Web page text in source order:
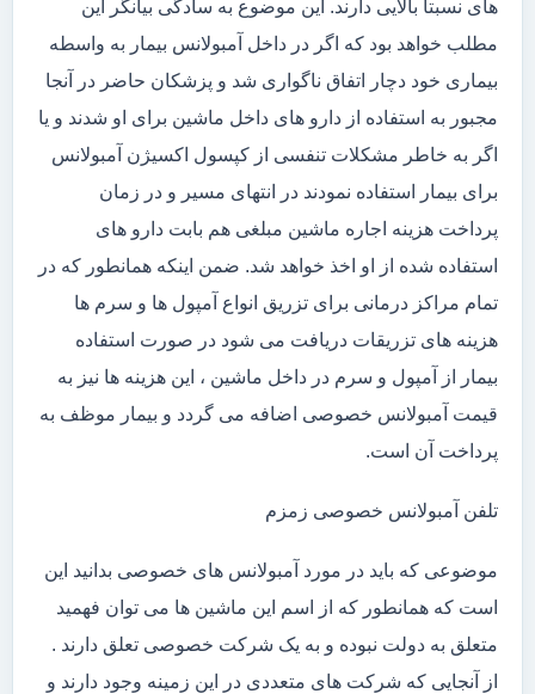
های نسبتاً بالایی دارند. این موضوع به سادگی بیانگر این
مطلب خواهد بود که اگر در داخل آمبولانس بیمار به واسطه
بیماری خود دچار اتفاق ناگواری شد و پزشکان حاضر در آنجا
مجبور به استفاده از دارو های داخل ماشین برای او شدند و یا
اگر به خاطر مشکلات تنفسی از کپسول اکسیژن آمبولانس
برای بیمار استفاده نمودند در انتهای مسیر و در زمان
پرداخت هزینه اجاره ماشین مبلغی هم بابت دارو های
استفاده شده از او اخذ خواهد شد. ضمن اینکه همانطور که در
تمام مراکز درمانی برای تزریق انواع آمپول ها و سرم ها
هزینه های تزریقات دریافت می شود در صورت استفاده
بیمار از آمپول و سرم در داخل ماشین ، این هزینه ها نیز به
قیمت آمبولانس خصوصی اضافه می گردد و بیمار موظف به
پرداخت آن است.
تلفن آمبولانس خصوصی زمزم
موضوعی که باید در مورد آمبولانس های خصوصی بدانید این
است که همانطور که از اسم این ماشین ها می توان فهمید
متعلق به دولت نبوده و به یک شرکت خصوصی تعلق دارند .
از آنجایی که شرکت های متعددی در این زمینه وجود دارند و